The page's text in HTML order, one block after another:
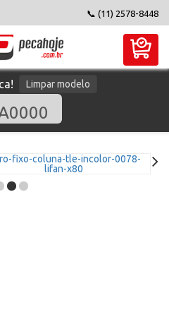
📞 (11) 2578-8448
Limpar modelo